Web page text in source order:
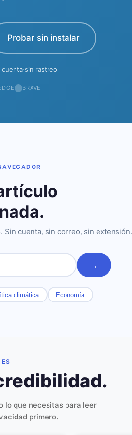
Probar sin instalar
cuenta·sin rastreo
BRAVE
Sin cuenta, sin correo, sin extensión.
→
climática Economía
lo que necesitas para leer
primero.